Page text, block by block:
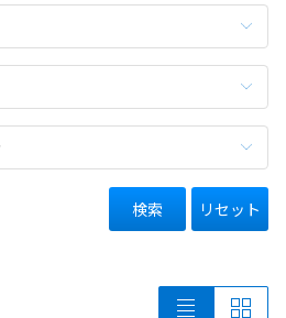
検索 リセット